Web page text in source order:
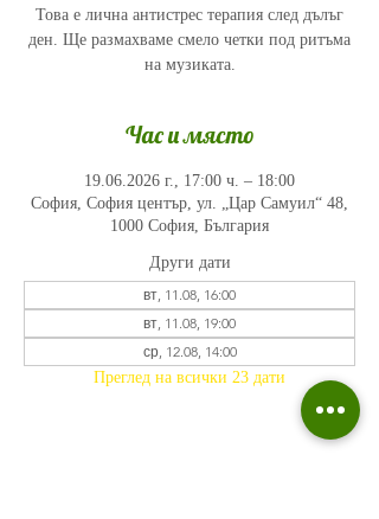
Това е лична антистрес терапия след дълъг
ден. Ще размахваме смело четки под ритъма
на музиката.
Час и място
19.06.2026 г., 17:00 ч. – 18:00
София, София център, ул. „Цар Самуил“ 48,
1000 София, България
Други дати
вт, 11.08, 16:00
вт, 11.08, 19:00
ср, 12.08, 14:00
Преглед на всички 23 дати